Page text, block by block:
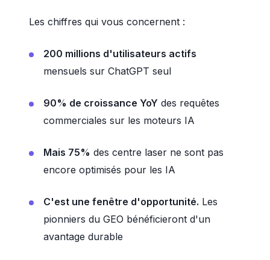
Les chiffres qui vous concernent :
200 millions d'utilisateurs actifs
mensuels sur ChatGPT seul
90% de croissance YoY des requêtes
commerciales sur les moteurs IA
Mais 75% des centre laser ne sont pas
encore optimisés pour les IA
C'est une fenêtre d'opportunité. Les
pionniers du GEO bénéficieront d'un
avantage durable